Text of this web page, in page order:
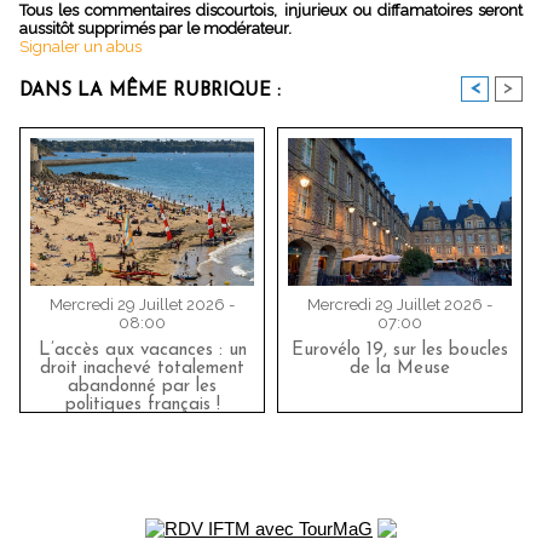
Tous les commentaires discourtois, injurieux ou diffamatoires seront
aussitôt supprimés par le modérateur.
Signaler un abus
DANS LA MÊME RUBRIQUE : < >
Mercredi 29 Juillet 2026 -
08:00
L’accès aux vacances : un
droit inachevé totalement
abandonné par les
politiques français !
Mercredi 29 Juillet 2026 -
07:00
Eurovélo 19, sur les boucles
de la Meuse